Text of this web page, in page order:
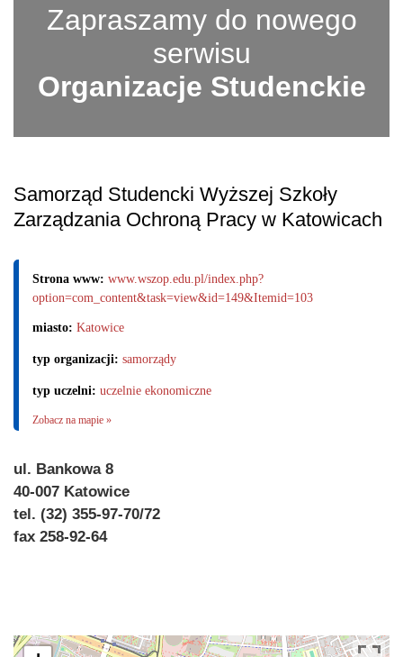
Zapraszamy do nowego
serwisu
Organizacje Studenckie
Samorząd Studencki Wyższej Szkoły
Zarządzania Ochroną Pracy w Katowicach
Strona www: www.wszop.edu.pl/index.php?
option=com_content&task=view&id=149&Itemid=103
miasto: Katowice
typ organizacji: samorządy
typ uczelni: uczelnie ekonomiczne
Zobacz na mapie »
ul. Bankowa 8
40-007 Katowice
tel. (32) 355-97-70/72
fax 258-92-64